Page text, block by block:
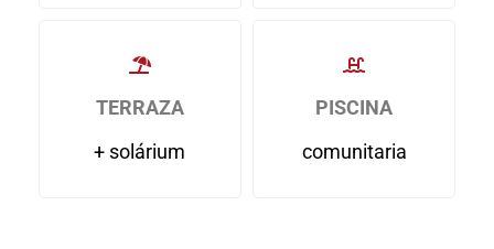
TERRAZA
+ solárium
PISCINA
comunitaria